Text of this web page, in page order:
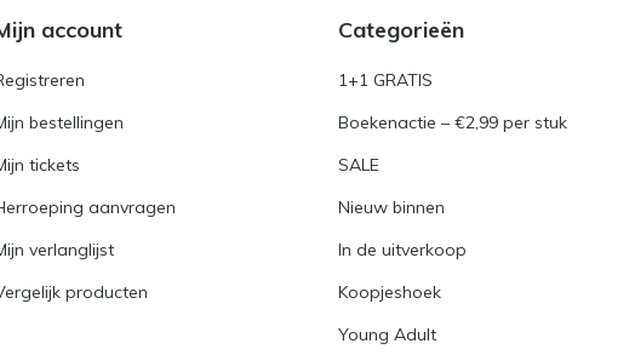
account
bestellingen
tickets
aanvragen
verlanglijst
producten
Categorieën
1+1 GRATIS
Boekenactie – €2,99 per stuk
SALE
Nieuw binnen
In de uitverkoop
Koopjeshoek
Young Adult